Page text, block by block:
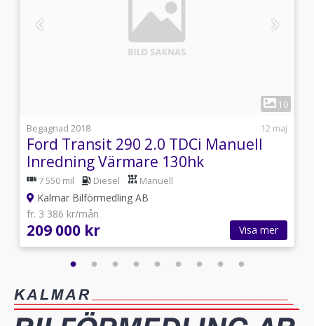
10
Begagnad 2018
12 maj
Ford Transit 290 2.0 TDCi Manuell
Inredning Värmare 130hk
7 550 mil Diesel Manuell
Kalmar Bilförmedling AB
fr. 3 386 kr/mån
209 000 kr Visa mer